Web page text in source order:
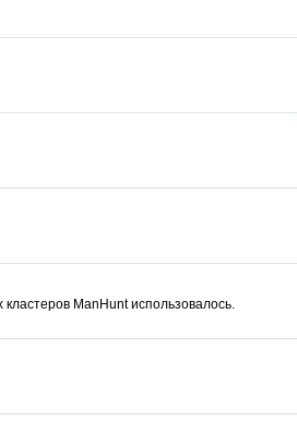
ManHunt использовалось.